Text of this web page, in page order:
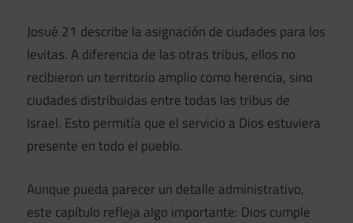
Josué 21 describe la asignación de ciudades para los
levitas. A diferencia de las otras tribus, ellos no
recibieron un territorio amplio como herencia, sino
ciudades distribuidas entre todas las tribus de
Israel. Esto permitía que el servicio a Dios estuviera
presente en todo el pueblo.
Aunque pueda parecer un detalle administrativo,
este capítulo refleja algo importante: Dios cumple